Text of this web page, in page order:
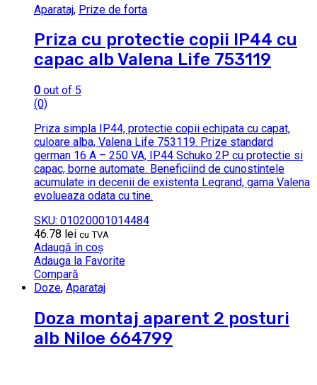
Aparataj, Prize de forta
Priza cu protectie copii IP44 cu
capac alb Valena Life 753119
0 out of 5
(0)
Priza simpla IP44, protectie copii echipata cu capat,
culoare alba, Valena Life 753119. Prize standard
german 16 A – 250 VA, IP44 Schuko 2P cu protectie si
capac, borne automate. Beneficiind de cunostintele
acumulate in decenii de existenta Legrand, gama Valena
evolueaza odata cu tine.
SKU: 01020001014484
46.78 lei cu TVA
Adaugă în coș
Adauga la Favorite
Compară
Doze, Aparataj
Doza montaj aparent 2 posturi
alb Niloe 664799